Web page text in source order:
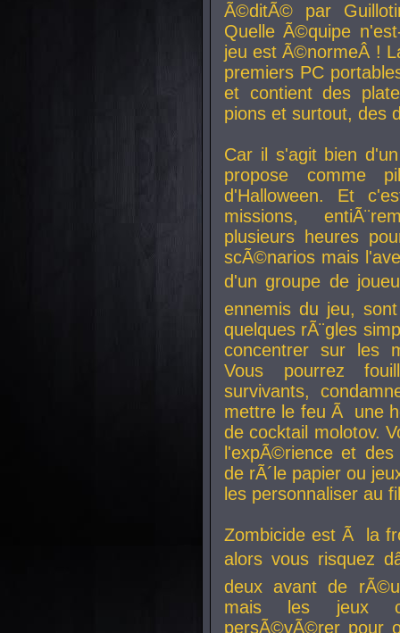
Ã©ditÃ© par
Quelle Ã©quipe
jeu est Ã©normeÂ !
premiers PC
et contient des
pions et surtout, des
Car il s'agit bien
propose comme
d'Halloween. Et
missions,
plusieurs heures
scÃ©narios mais
d'un groupe de
ennemis du jeu,
quelques rÃ¨gles
concentrer sur les
Vous pourrez
survivants,
mettre le feu Ã une
de cocktail molotov.
l'expÃ©rience et
de rÃ´le papier ou
les personnaliser au
Zombicide est Ã la
alors vous risquez
deux avant de
mais les jeux
persÃ©vÃ©rer pour